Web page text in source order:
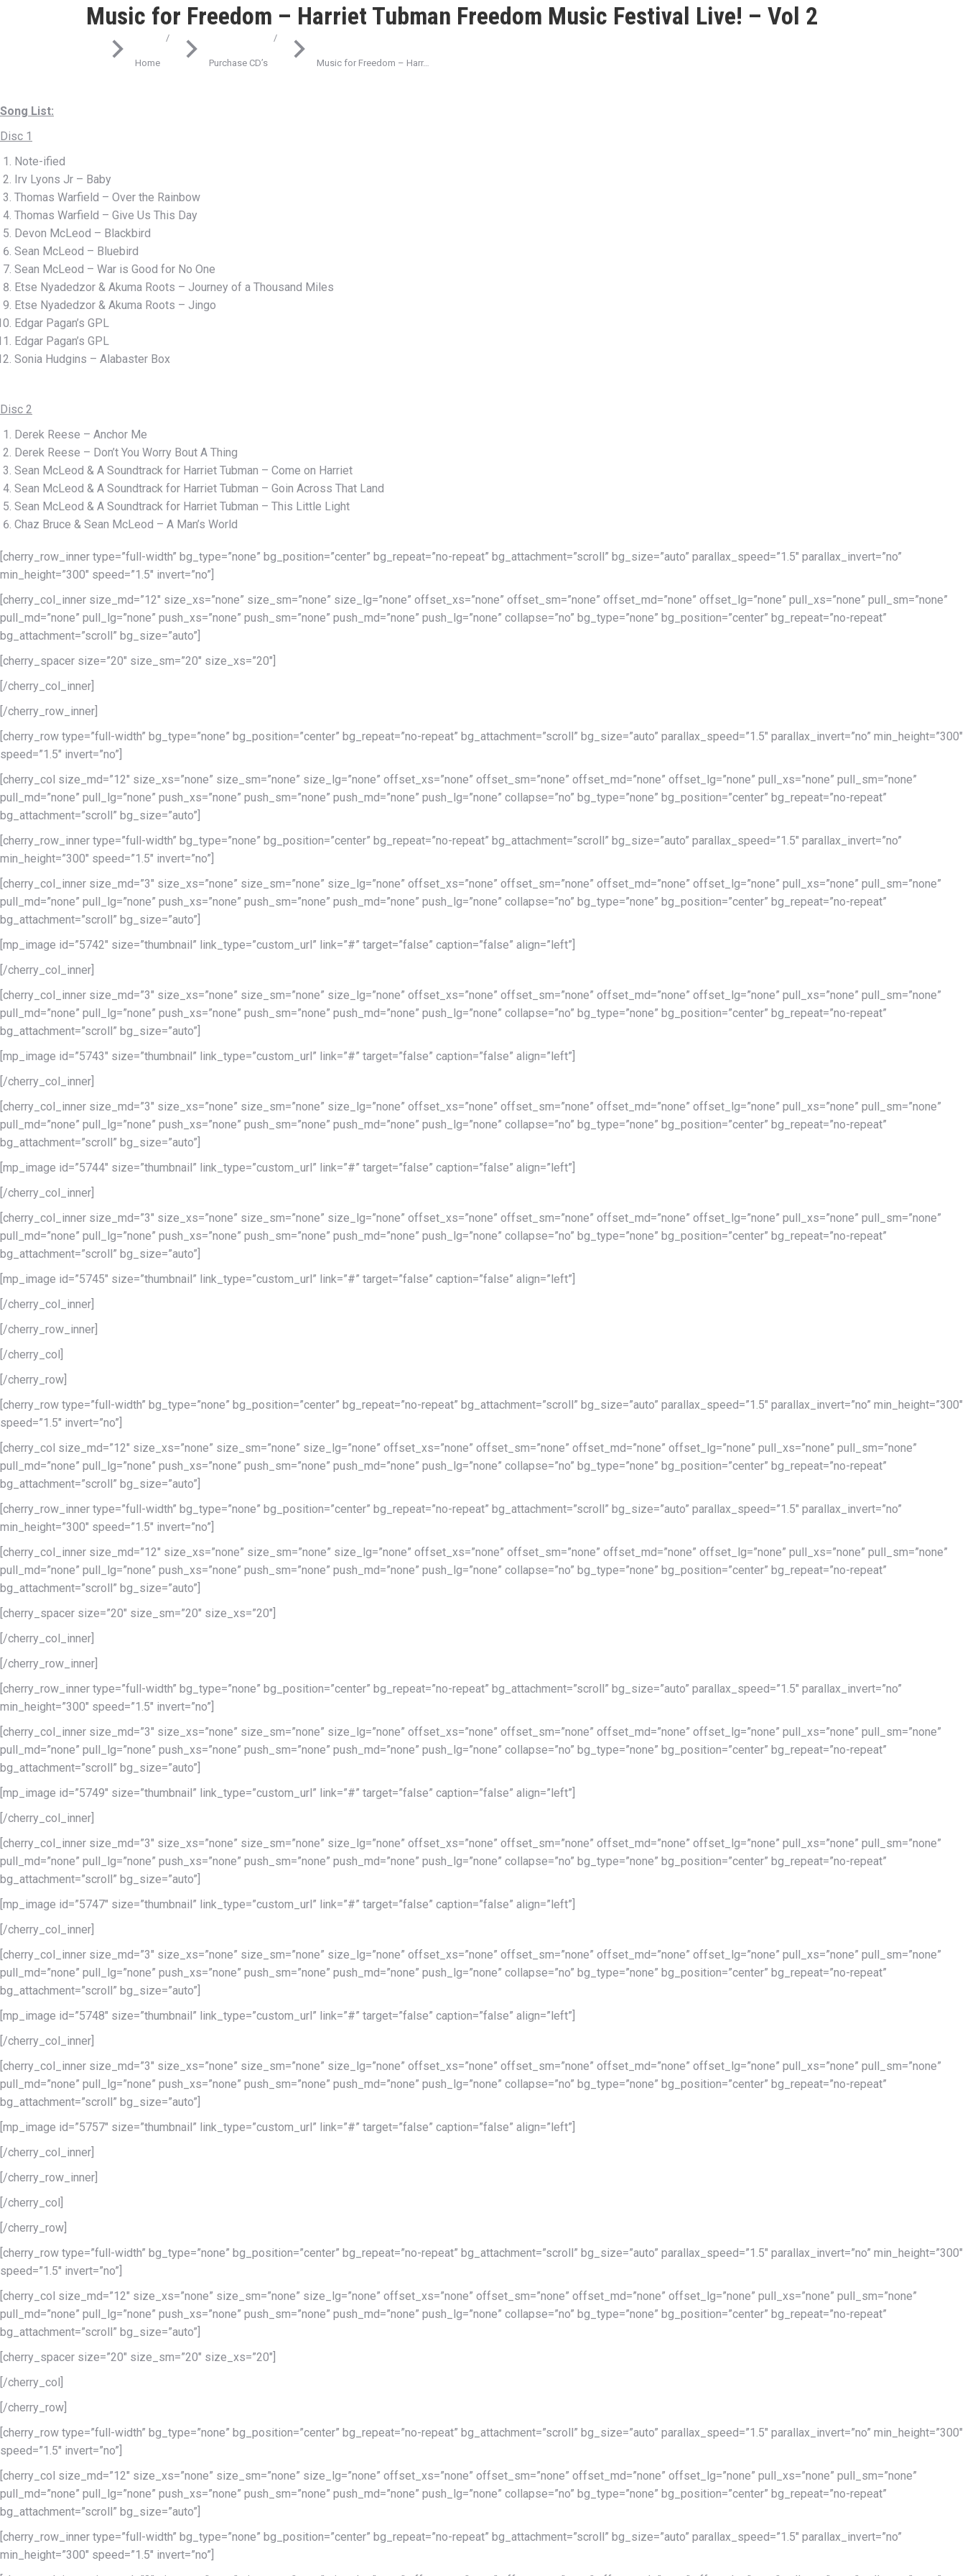
Music for Freedom – Harriet Tubman Freedom Music Festival Live! – Vol 2
You are here:
Home Purchase CD’s Music for Freedom – Harr…
Song List:
Disc 1
Note-ified
Irv Lyons Jr – Baby
Thomas Warfield – Over the Rainbow
Thomas Warfield – Give Us This Day
Devon McLeod – Blackbird
Sean McLeod – Bluebird
Sean McLeod – War is Good for No One
Etse Nyadedzor & Akuma Roots – Journey of a Thousand Miles
Etse Nyadedzor & Akuma Roots – Jingo
Edgar Pagan’s GPL
Edgar Pagan’s GPL
Sonia Hudgins – Alabaster Box
Disc 2
Derek Reese – Anchor Me
Derek Reese – Don’t You Worry Bout A Thing
Sean McLeod & A Soundtrack for Harriet Tubman – Come on Harriet
Sean McLeod & A Soundtrack for Harriet Tubman – Goin Across That Land
Sean McLeod & A Soundtrack for Harriet Tubman – This Little Light
Chaz Bruce & Sean McLeod – A Man’s World
[cherry_row_inner type=”full-width” bg_type=”none” bg_position=”center” bg_repeat=”no-repeat” bg_attachment=”scroll” bg_size=”auto” parallax_speed=”1.5″ parallax_invert=”no”
min_height=”300″ speed=”1.5″ invert=”no”]
[cherry_col_inner size_md=”12″ size_xs=”none” size_sm=”none” size_lg=”none” offset_xs=”none” offset_sm=”none” offset_md=”none” offset_lg=”none” pull_xs=”none” pull_sm=”none”
pull_md=”none” pull_lg=”none” push_xs=”none” push_sm=”none” push_md=”none” push_lg=”none” collapse=”no” bg_type=”none” bg_position=”center” bg_repeat=”no-repeat”
bg_attachment=”scroll” bg_size=”auto”]
[cherry_spacer size=”20″ size_sm=”20″ size_xs=”20″]
[/cherry_col_inner]
[/cherry_row_inner]
[cherry_row type=”full-width” bg_type=”none” bg_position=”center” bg_repeat=”no-repeat” bg_attachment=”scroll” bg_size=”auto” parallax_speed=”1.5″ parallax_invert=”no” min_height=”300″
speed=”1.5″ invert=”no”]
[cherry_col size_md=”12″ size_xs=”none” size_sm=”none” size_lg=”none” offset_xs=”none” offset_sm=”none” offset_md=”none” offset_lg=”none” pull_xs=”none” pull_sm=”none”
pull_md=”none” pull_lg=”none” push_xs=”none” push_sm=”none” push_md=”none” push_lg=”none” collapse=”no” bg_type=”none” bg_position=”center” bg_repeat=”no-repeat”
bg_attachment=”scroll” bg_size=”auto”]
[cherry_row_inner type=”full-width” bg_type=”none” bg_position=”center” bg_repeat=”no-repeat” bg_attachment=”scroll” bg_size=”auto” parallax_speed=”1.5″ parallax_invert=”no”
min_height=”300″ speed=”1.5″ invert=”no”]
[cherry_col_inner size_md=”3″ size_xs=”none” size_sm=”none” size_lg=”none” offset_xs=”none” offset_sm=”none” offset_md=”none” offset_lg=”none” pull_xs=”none” pull_sm=”none”
pull_md=”none” pull_lg=”none” push_xs=”none” push_sm=”none” push_md=”none” push_lg=”none” collapse=”no” bg_type=”none” bg_position=”center” bg_repeat=”no-repeat”
bg_attachment=”scroll” bg_size=”auto”]
[mp_image id=”5742″ size=”thumbnail” link_type=”custom_url” link=”#” target=”false” caption=”false” align=”left”]
[/cherry_col_inner]
[cherry_col_inner size_md=”3″ size_xs=”none” size_sm=”none” size_lg=”none” offset_xs=”none” offset_sm=”none” offset_md=”none” offset_lg=”none” pull_xs=”none” pull_sm=”none”
pull_md=”none” pull_lg=”none” push_xs=”none” push_sm=”none” push_md=”none” push_lg=”none” collapse=”no” bg_type=”none” bg_position=”center” bg_repeat=”no-repeat”
bg_attachment=”scroll” bg_size=”auto”]
[mp_image id=”5743″ size=”thumbnail” link_type=”custom_url” link=”#” target=”false” caption=”false” align=”left”]
[/cherry_col_inner]
[cherry_col_inner size_md=”3″ size_xs=”none” size_sm=”none” size_lg=”none” offset_xs=”none” offset_sm=”none” offset_md=”none” offset_lg=”none” pull_xs=”none” pull_sm=”none”
pull_md=”none” pull_lg=”none” push_xs=”none” push_sm=”none” push_md=”none” push_lg=”none” collapse=”no” bg_type=”none” bg_position=”center” bg_repeat=”no-repeat”
bg_attachment=”scroll” bg_size=”auto”]
[mp_image id=”5744″ size=”thumbnail” link_type=”custom_url” link=”#” target=”false” caption=”false” align=”left”]
[/cherry_col_inner]
[cherry_col_inner size_md=”3″ size_xs=”none” size_sm=”none” size_lg=”none” offset_xs=”none” offset_sm=”none” offset_md=”none” offset_lg=”none” pull_xs=”none” pull_sm=”none”
pull_md=”none” pull_lg=”none” push_xs=”none” push_sm=”none” push_md=”none” push_lg=”none” collapse=”no” bg_type=”none” bg_position=”center” bg_repeat=”no-repeat”
bg_attachment=”scroll” bg_size=”auto”]
[mp_image id=”5745″ size=”thumbnail” link_type=”custom_url” link=”#” target=”false” caption=”false” align=”left”]
[/cherry_col_inner]
[/cherry_row_inner]
[/cherry_col]
[/cherry_row]
[cherry_row type=”full-width” bg_type=”none” bg_position=”center” bg_repeat=”no-repeat” bg_attachment=”scroll” bg_size=”auto” parallax_speed=”1.5″ parallax_invert=”no” min_height=”300″
speed=”1.5″ invert=”no”]
[cherry_col size_md=”12″ size_xs=”none” size_sm=”none” size_lg=”none” offset_xs=”none” offset_sm=”none” offset_md=”none” offset_lg=”none” pull_xs=”none” pull_sm=”none”
pull_md=”none” pull_lg=”none” push_xs=”none” push_sm=”none” push_md=”none” push_lg=”none” collapse=”no” bg_type=”none” bg_position=”center” bg_repeat=”no-repeat”
bg_attachment=”scroll” bg_size=”auto”]
[cherry_row_inner type=”full-width” bg_type=”none” bg_position=”center” bg_repeat=”no-repeat” bg_attachment=”scroll” bg_size=”auto” parallax_speed=”1.5″ parallax_invert=”no”
min_height=”300″ speed=”1.5″ invert=”no”]
[cherry_col_inner size_md=”12″ size_xs=”none” size_sm=”none” size_lg=”none” offset_xs=”none” offset_sm=”none” offset_md=”none” offset_lg=”none” pull_xs=”none” pull_sm=”none”
pull_md=”none” pull_lg=”none” push_xs=”none” push_sm=”none” push_md=”none” push_lg=”none” collapse=”no” bg_type=”none” bg_position=”center” bg_repeat=”no-repeat”
bg_attachment=”scroll” bg_size=”auto”]
[cherry_spacer size=”20″ size_sm=”20″ size_xs=”20″]
[/cherry_col_inner]
[/cherry_row_inner]
[cherry_row_inner type=”full-width” bg_type=”none” bg_position=”center” bg_repeat=”no-repeat” bg_attachment=”scroll” bg_size=”auto” parallax_speed=”1.5″ parallax_invert=”no”
min_height=”300″ speed=”1.5″ invert=”no”]
[cherry_col_inner size_md=”3″ size_xs=”none” size_sm=”none” size_lg=”none” offset_xs=”none” offset_sm=”none” offset_md=”none” offset_lg=”none” pull_xs=”none” pull_sm=”none”
pull_md=”none” pull_lg=”none” push_xs=”none” push_sm=”none” push_md=”none” push_lg=”none” collapse=”no” bg_type=”none” bg_position=”center” bg_repeat=”no-repeat”
bg_attachment=”scroll” bg_size=”auto”]
[mp_image id=”5749″ size=”thumbnail” link_type=”custom_url” link=”#” target=”false” caption=”false” align=”left”]
[/cherry_col_inner]
[cherry_col_inner size_md=”3″ size_xs=”none” size_sm=”none” size_lg=”none” offset_xs=”none” offset_sm=”none” offset_md=”none” offset_lg=”none” pull_xs=”none” pull_sm=”none”
pull_md=”none” pull_lg=”none” push_xs=”none” push_sm=”none” push_md=”none” push_lg=”none” collapse=”no” bg_type=”none” bg_position=”center” bg_repeat=”no-repeat”
bg_attachment=”scroll” bg_size=”auto”]
[mp_image id=”5747″ size=”thumbnail” link_type=”custom_url” link=”#” target=”false” caption=”false” align=”left”]
[/cherry_col_inner]
[cherry_col_inner size_md=”3″ size_xs=”none” size_sm=”none” size_lg=”none” offset_xs=”none” offset_sm=”none” offset_md=”none” offset_lg=”none” pull_xs=”none” pull_sm=”none”
pull_md=”none” pull_lg=”none” push_xs=”none” push_sm=”none” push_md=”none” push_lg=”none” collapse=”no” bg_type=”none” bg_position=”center” bg_repeat=”no-repeat”
bg_attachment=”scroll” bg_size=”auto”]
[mp_image id=”5748″ size=”thumbnail” link_type=”custom_url” link=”#” target=”false” caption=”false” align=”left”]
[/cherry_col_inner]
[cherry_col_inner size_md=”3″ size_xs=”none” size_sm=”none” size_lg=”none” offset_xs=”none” offset_sm=”none” offset_md=”none” offset_lg=”none” pull_xs=”none” pull_sm=”none”
pull_md=”none” pull_lg=”none” push_xs=”none” push_sm=”none” push_md=”none” push_lg=”none” collapse=”no” bg_type=”none” bg_position=”center” bg_repeat=”no-repeat”
bg_attachment=”scroll” bg_size=”auto”]
[mp_image id=”5757″ size=”thumbnail” link_type=”custom_url” link=”#” target=”false” caption=”false” align=”left”]
[/cherry_col_inner]
[/cherry_row_inner]
[/cherry_col]
[/cherry_row]
[cherry_row type=”full-width” bg_type=”none” bg_position=”center” bg_repeat=”no-repeat” bg_attachment=”scroll” bg_size=”auto” parallax_speed=”1.5″ parallax_invert=”no” min_height=”300″
speed=”1.5″ invert=”no”]
[cherry_col size_md=”12″ size_xs=”none” size_sm=”none” size_lg=”none” offset_xs=”none” offset_sm=”none” offset_md=”none” offset_lg=”none” pull_xs=”none” pull_sm=”none”
pull_md=”none” pull_lg=”none” push_xs=”none” push_sm=”none” push_md=”none” push_lg=”none” collapse=”no” bg_type=”none” bg_position=”center” bg_repeat=”no-repeat”
bg_attachment=”scroll” bg_size=”auto”]
[cherry_spacer size=”20″ size_sm=”20″ size_xs=”20″]
[/cherry_col]
[/cherry_row]
[cherry_row type=”full-width” bg_type=”none” bg_position=”center” bg_repeat=”no-repeat” bg_attachment=”scroll” bg_size=”auto” parallax_speed=”1.5″ parallax_invert=”no” min_height=”300″
speed=”1.5″ invert=”no”]
[cherry_col size_md=”12″ size_xs=”none” size_sm=”none” size_lg=”none” offset_xs=”none” offset_sm=”none” offset_md=”none” offset_lg=”none” pull_xs=”none” pull_sm=”none”
pull_md=”none” pull_lg=”none” push_xs=”none” push_sm=”none” push_md=”none” push_lg=”none” collapse=”no” bg_type=”none” bg_position=”center” bg_repeat=”no-repeat”
bg_attachment=”scroll” bg_size=”auto”]
[cherry_row_inner type=”full-width” bg_type=”none” bg_position=”center” bg_repeat=”no-repeat” bg_attachment=”scroll” bg_size=”auto” parallax_speed=”1.5″ parallax_invert=”no”
min_height=”300″ speed=”1.5″ invert=”no”]